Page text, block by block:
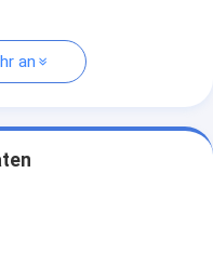
an